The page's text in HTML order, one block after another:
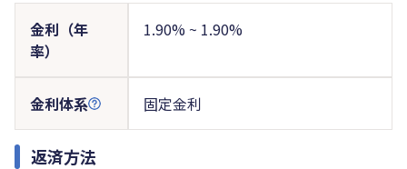
金利（年
率）
1.90% ~ 1.90%
金利体系 固定金利
返済方法